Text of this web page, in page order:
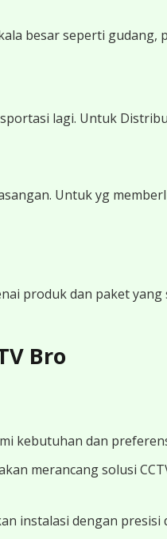
besar seperti
lagi. Untuk
Untuk yg
produk dan paket yang
Bro
kebutuhan dan
merancang solusi
instalasi dengan